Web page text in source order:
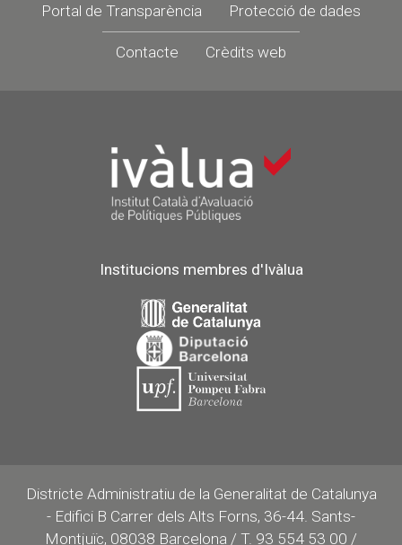
Portal de Transparència Protecció de dades
Contacte Crèdits web
Institucions membres d'Ivàlua
Districte Administratiu de la Generalitat de Catalunya
- Edifici B Carrer dels Alts Forns, 36-44. Sants-
Montjuïc, 08038 Barcelona / T. 93 554 53 00 /